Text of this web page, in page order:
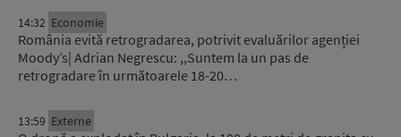
14:32 Economie
România evită retrogradarea, potrivit evaluărilor agenției
Moody’s| Adrian Negrescu: ,,Suntem la un pas de
retrogradare în următoarele 18-20…
13:59 Externe